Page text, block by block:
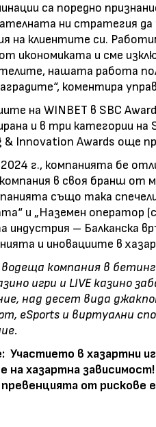
са поредно
ни стратегия да
на клиентите си.
икономиката и сме
нашата работа
коментира
на WINBET в SBC
и в три категории
& Innovation Awards още
2024 г., компанията бе
в своя бранш от
също така
и „Наземен оператор
индустрия – Балканска
и иновациите в
водеща компания в
игри и LIVE казино
над десет вида
eSports и виртуални
Участието в хазартни
на хазартна
от рискове